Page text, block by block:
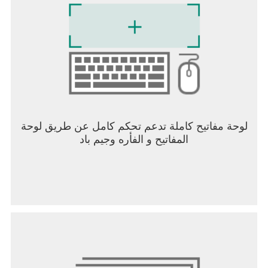
والأهم من ذلك، احشد دعم الآلاف من الحلفاء لمساعدتك
في تحقيق الهيمنة على العالم.
ميزات Total Battle:
عبر الإنترنت مع وضعي لعب "لاعب ضد البيئة" و"لاعب
- بيئة خيالية من العصور الوسطى.
لوحة مفاتيح كاملة تدعم تحكم كامل عن طريق لوحة
المفاتيح و الفأره وجيم باد